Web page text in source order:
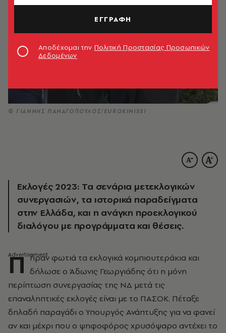
© ΓΙΑΝΝΗΣ ΠΑΝΑΓΟΠΟΥΛΟΣ/EUROKINISSI
Εκλογές 2023: Τα σενάρια μετεκλογικών
συνεργασιών, τα ιστορικά παραδείγματα
στην Ελλάδα, και η ανάγκη προεκλογικού
διαλόγου με προγράμματα και θέσεις.
Π ήραν φωτιά τα εκλογικά κομπιουτεράκια και
δήλωσε ο Άδωνις Γεωργιάδης ότι η μόνη
περίπτωση συνεργασίας της ΝΔ μετά τις
επαναληπτικές εκλογές είναι με το ΠΑΣΟΚ. Πέταξε
δηλαδή παραγάδι ο Υπουργός Ανάπτυξης για να φανεί
αν και μέχρι που ο ψηφοφόρος χρυσόψαρο αντέχει το
ΕΓΓΡΑΦΗ
Αποδέχομαι την Πολιτική Προστασίας Προσωπικών
Δεδομένων